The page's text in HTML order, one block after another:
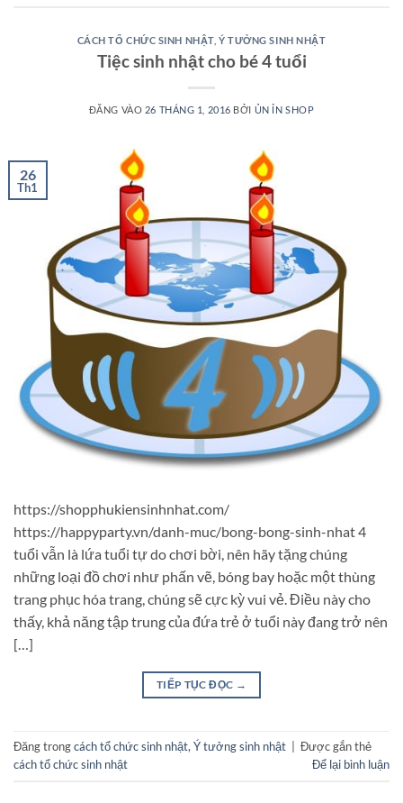
CÁCH TỔ CHỨC SINH NHẬT, Ý TƯỞNG SINH NHẬT
Tiệc sinh nhật cho bé 4 tuổi
ĐĂNG VÀO 26 THÁNG 1, 2016 BỞI ỦN ỈN SHOP
26
Th1
https://shopphukiensinhnhat.com/
https://happyparty.vn/danh-muc/bong-bong-sinh-nhat 4
tuổi vẫn là lứa tuổi tự do chơi bời, nên hãy tặng chúng
những loại đồ chơi như phấn vẽ, bóng bay hoặc một thùng
trang phục hóa trang, chúng sẽ cực kỳ vui vẻ. Điều này cho
thấy, khả năng tập trung của đứa trẻ ở tuổi này đang trở nên
[…]
TIẾP TỤC ĐỌC →
Đăng trongcách tổ chức sinh nhật,Ý tưởng sinh nhật
Được gắn thẻ
cách tổ chức sinh nhật
Để lại bình luận